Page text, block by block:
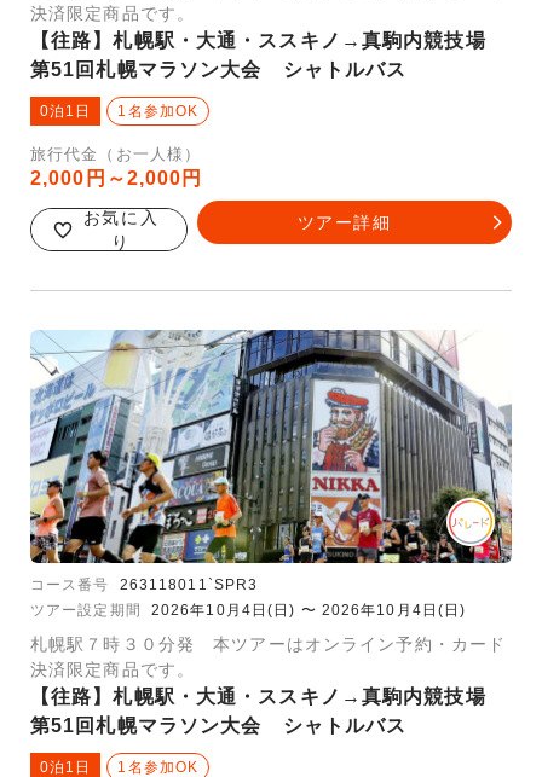
決済限定商品です。
【往路】札幌駅・大通・ススキノ→真駒内競技場
第51回札幌マラソン大会 シャトルバス
0泊1日 1名参加OK
旅行代金（お一人様）
2,000円～2,000円
お気に入
り
ツアー詳細
コース番号
263118011`SPR3
ツアー設定期間
2026年10月4日(日) 〜 2026年10月4日(日)
札幌駅７時３０分発 本ツアーはオンライン予約・カード
決済限定商品です。
【往路】札幌駅・大通・ススキノ→真駒内競技場
第51回札幌マラソン大会 シャトルバス
0泊1日 1名参加OK